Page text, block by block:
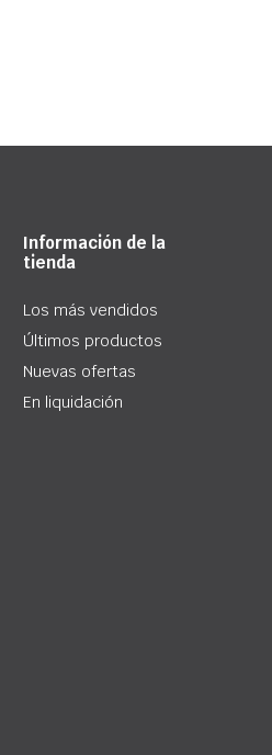
Información de la
tienda
Los más vendidos
Últimos productos
Nuevas ofertas
En liquidación